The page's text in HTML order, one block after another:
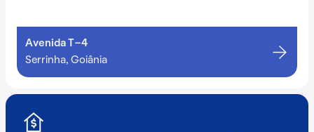
Avenida T-4
Serrinha, Goiânia